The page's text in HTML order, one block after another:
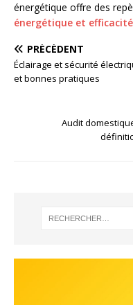
énergétique offre des
énergétique et
PRÉCÉDENT
Éclairage et sécurité
et bonnes pratiques
Audit